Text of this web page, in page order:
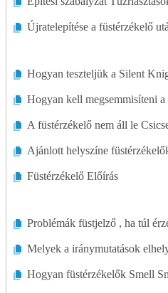
Újratelepítése a füstérzékelő
Hogyan teszteljük a Silent
Hogyan kell megsemmisíteni
A füstérzékelő nem áll le
Ajánlott helyszíne
Füstérzékelő Előírás
Problémák füstjelző , ha túl
Melyek a iránymutatások
Hogyan füstérzékelők Smell